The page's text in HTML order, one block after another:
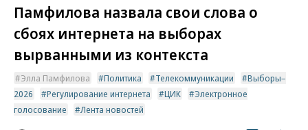
Памфилова назвала свои слова о
сбоях интернета на выборах
вырванными из контекста
Элла Памфилова Политика Телекоммуникации
Выборы–
2026
Регулирование интернета ЦИК
Электронное
голосование
Лента новостей